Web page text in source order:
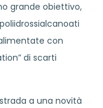
grande obiettivo,
con
di scarti
a una novità